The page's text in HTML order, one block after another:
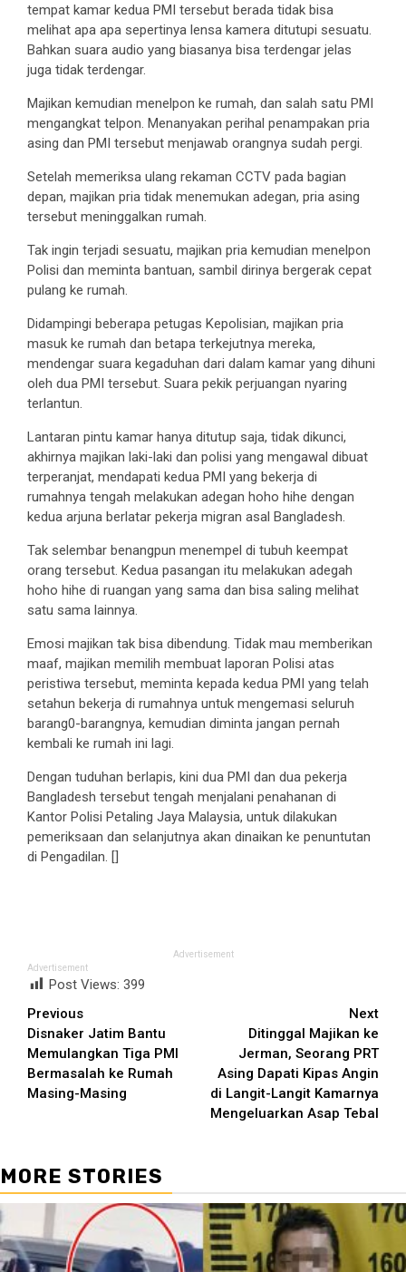
tempat kamar kedua PMI tersebut berada tidak bisa
melihat apa apa sepertinya lensa kamera ditutupi sesuatu.
Bahkan suara audio yang biasanya bisa terdengar jelas
juga tidak terdengar.
Majikan kemudian menelpon ke rumah, dan salah satu PMI
mengangkat telpon. Menanyakan perihal penampakan pria
asing dan PMI tersebut menjawab orangnya sudah pergi.
Setelah memeriksa ulang rekaman CCTV pada bagian
depan, majikan pria tidak menemukan adegan, pria asing
tersebut meninggalkan rumah.
Tak ingin terjadi sesuatu, majikan pria kemudian menelpon
Polisi dan meminta bantuan, sambil dirinya bergerak cepat
pulang ke rumah.
Didampingi beberapa petugas Kepolisian, majikan pria
masuk ke rumah dan betapa terkejutnya mereka,
mendengar suara kegaduhan dari dalam kamar yang dihuni
oleh dua PMI tersebut. Suara pekik perjuangan nyaring
terlantun.
Lantaran pintu kamar hanya ditutup saja, tidak dikunci,
akhirnya majikan laki-laki dan polisi yang mengawal dibuat
terperanjat, mendapati kedua PMI yang bekerja di
rumahnya tengah melakukan adegan hoho hihe dengan
kedua arjuna berlatar pekerja migran asal Bangladesh.
Tak selembar benangpun menempel di tubuh keempat
orang tersebut. Kedua pasangan itu melakukan adegah
hoho hihe di ruangan yang sama dan bisa saling melihat
satu sama lainnya.
Emosi majikan tak bisa dibendung. Tidak mau memberikan
maaf, majikan memilih membuat laporan Polisi atas
peristiwa tersebut, meminta kepada kedua PMI yang telah
setahun bekerja di rumahnya untuk mengemasi seluruh
barang0-barangnya, kemudian diminta jangan pernah
kembali ke rumah ini lagi.
Dengan tuduhan berlapis, kini dua PMI dan dua pekerja
Bangladesh tersebut tengah menjalani penahanan di
Kantor Polisi Petaling Jaya Malaysia, untuk dilakukan
pemeriksaan dan selanjutnya akan dinaikan ke penuntutan
di Pengadilan. []
Advertisement
Advertisement
Post Views: 399
Continue
Reading
Previous
Disnaker Jatim Bantu
Memulangkan Tiga PMI
Bermasalah ke Rumah
Masing-Masing
Next
Ditinggal Majikan ke
Jerman, Seorang PRT
Asing Dapati Kipas Angin
di Langit-Langit Kamarnya
Mengeluarkan Asap Tebal
MORE STORIES